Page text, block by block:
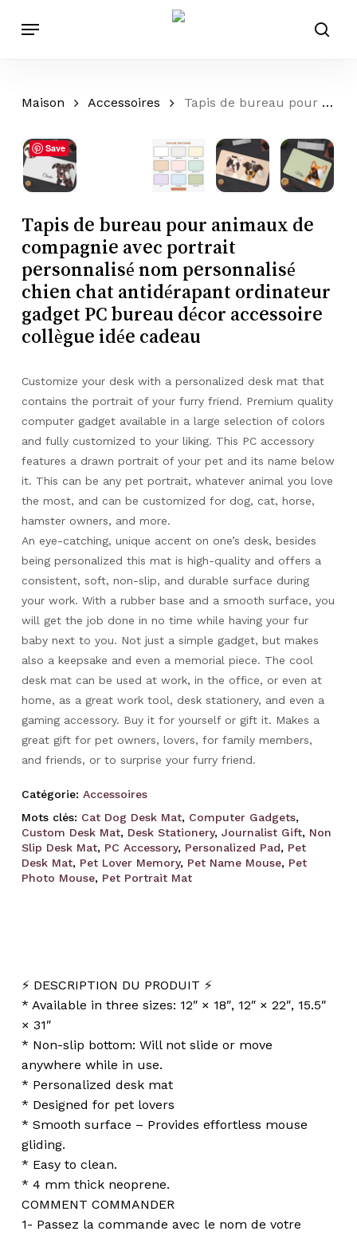
Menu
Maison Accessoires Tapis de bureau pour animaux de compagnie avec portrait personnalisé nom personnalisé chien chat antidérapant ordinateur gadget PC bureau décor accessoire collègue idée cadeau
Save
Tapis de bureau pour animaux de
compagnie avec portrait
personnalisé nom personnalisé
chien chat antidérapant ordinateur
gadget PC bureau décor accessoire
collègue idée cadeau
Customize your desk with a personalized desk mat that
contains the portrait of your furry friend. Premium quality
computer gadget available in a large selection of colors
and fully customized to your liking. This PC accessory
features a drawn portrait of your pet and its name below
it. This can be any pet portrait, whatever animal you love
the most, and can be customized for dog, cat, horse,
hamster owners, and more.
An eye-catching, unique accent on one’s desk, besides
being personalized this mat is high-quality and offers a
consistent, soft, non-slip, and durable surface during
your work. With a rubber base and a smooth surface, you
will get the job done in no time while having your fur
baby next to you. Not just a simple gadget, but makes
also a keepsake and even a memorial piece. The cool
desk mat can be used at work, in the office, or even at
home, as a great work tool, desk stationery, and even a
gaming accessory. Buy it for yourself or gift it. Makes a
great gift for pet owners, lovers, for family members,
and friends, or to surprise your furry friend.
Catégorie: Accessoires
Mots clés: Cat Dog Desk Mat, Computer Gadgets,
Custom Desk Mat, Desk Stationery, Journalist Gift, Non
Slip Desk Mat, PC Accessory, Personalized Pad, Pet
Desk Mat, Pet Lover Memory, Pet Name Mouse, Pet
Photo Mouse, Pet Portrait Mat
⚡️ DESCRIPTION DU PRODUIT ⚡️
* Available in three sizes: 12″ × 18″, 12″ × 22″, 15.5″
× 31″
* Non-slip bottom: Will not slide or move
anywhere while in use.
* Personalized desk mat
* Designed for pet lovers
* Smooth surface – Provides effortless mouse
gliding.
* Easy to clean.
* 4 mm thick neoprene.
COMMENT COMMANDER
1- Passez la commande avec le nom de votre